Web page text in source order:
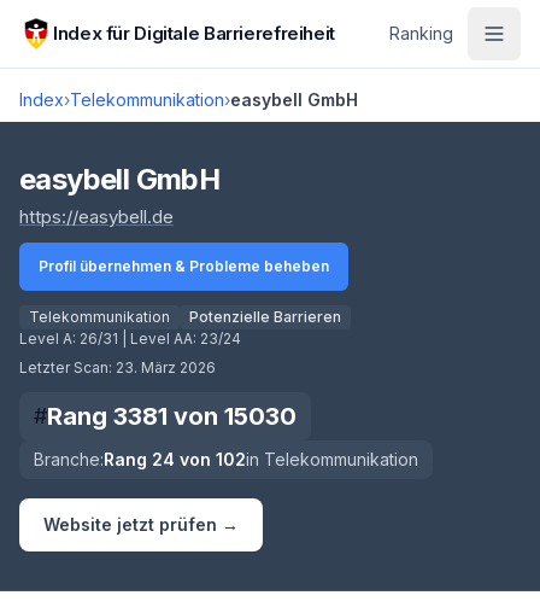
Zum Hauptinhalt springen
Index für Digitale Barrierefreiheit Ranking
Index›Telekommunikation›easybell GmbH
Score lädt
easybell GmbH
https://easybell.de
Profil übernehmen & Probleme beheben
Telekommunikation
Potenzielle Barrieren
Level A: 26/31 | Level AA: 23/24
Letzter Scan: 23. März 2026
#Rang 3381 von 15030
Branche:Rang 24 von 102in Telekommunikation
Website jetzt prüfen →